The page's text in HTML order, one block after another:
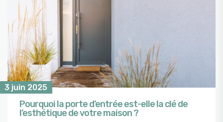
3 juin 2025
Pourquoi la porte d’entrée est-elle la clé de
l’esthétique de votre maison ?